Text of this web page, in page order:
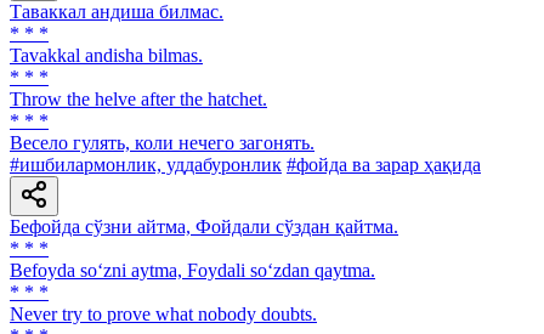
Таваккал андиша билмас.
* * *
Tavakkal andisha bilmas.
* * *
Throw the helve after the hatchet.
* * *
Весело гулять, коли нечего загонять.
#ишбилармонлик, уддабуронлик #фойда ва зарар ҳақида
Бефойда сўзни айтма, Фойдали сўздан қайтма.
* * *
Befoyda so‘zni aytma, Foydali so‘zdan qaytma.
* * *
Never try to prove what nobody doubts.